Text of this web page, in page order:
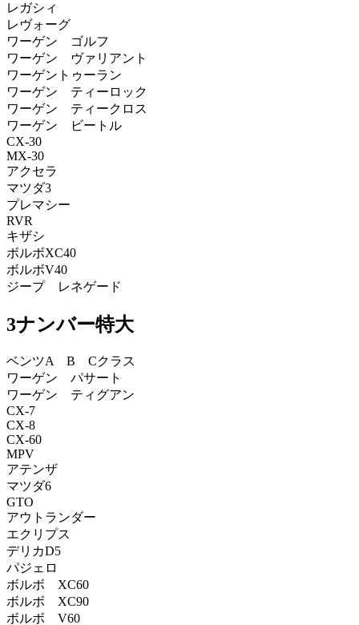
レガシィ
レヴォーグ
ワーゲン ゴルフ
ワーゲン ヴァリアント
ワーゲントゥーラン
ワーゲン ティーロック
ワーゲン ティークロス
ワーゲン ビートル
CX-30
MX-30
アクセラ
マツダ3
プレマシー
RVR
キザシ
ボルボXC40
ボルボV40
ジープ レネゲード
3ナンバー特大
ベンツA B Cクラス
ワーゲン パサート
ワーゲン ティグアン
CX-7
CX-8
CX-60
MPV
アテンザ
マツダ6
GTO
アウトランダー
エクリプス
デリカD5
パジェロ
ボルボ XC60
ボルボ XC90
ボルボ V60